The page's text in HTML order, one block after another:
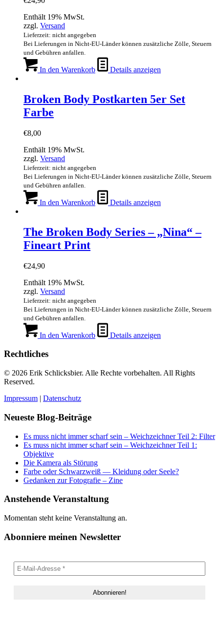
Enthält 19% MwSt.
zzgl. Versand
Lieferzeit: nicht angegeben
Bei Lieferungen in Nicht-EU-Länder können zusätzliche Zölle, Steuern
und Gebühren anfallen.
In den Warenkorb Details anzeigen
Broken Body Postkarten 5er Set
Farbe
€8,00
Enthält 19% MwSt.
zzgl. Versand
Lieferzeit: nicht angegeben
Bei Lieferungen in Nicht-EU-Länder können zusätzliche Zölle, Steuern
und Gebühren anfallen.
In den Warenkorb Details anzeigen
The Broken Body Series – „Nina“ –
Fineart Print
€24,90
Enthält 19% MwSt.
zzgl. Versand
Lieferzeit: nicht angegeben
Bei Lieferungen in Nicht-EU-Länder können zusätzliche Zölle, Steuern
und Gebühren anfallen.
In den Warenkorb Details anzeigen
Rechtliches
© 2026 Erik Schlicksbier. Alle Rechte vorbehalten. All Rights
Reserved.
Impressum | Datenschutz
Neueste Blog-Beiträge
Es muss nicht immer scharf sein – Weichzeichner Teil 2: Filter
Es muss nicht immer scharf sein – Weichzeichner Teil 1:
Objektive
Die Kamera als Störung
Farbe oder Schwarzweiß — Kleidung oder Seele?
Gedanken zur Fotografie – Zine
Anstehende Veranstaltung
Momentan steht keine Veranstaltung an.
Abonniere meinen Newsletter